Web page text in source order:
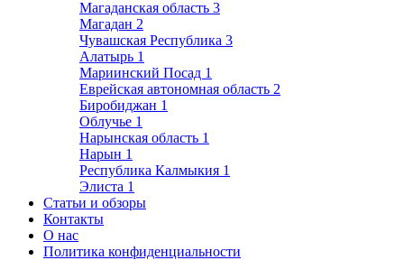
Магаданская область 3
Магадан 2
Чувашская Республика 3
Алатырь 1
Мариинский Посад 1
Еврейская автономная область 2
Биробиджан 1
Облучье 1
Нарынская область 1
Нарын 1
Республика Калмыкия 1
Элиста 1
Статьи и обзоры
Контакты
О нас
Политика конфиденциальности